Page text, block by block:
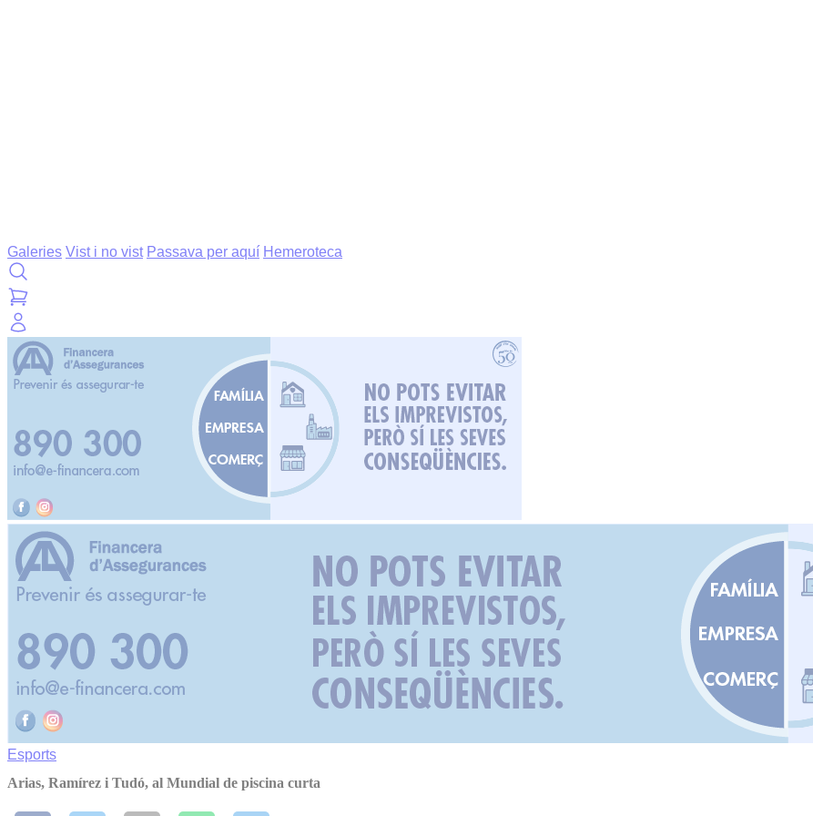
Galeries Vist i no vist Passava per aquí Hemeroteca
Esports
Arias, Ramírez i Tudó, al Mundial de piscina curta